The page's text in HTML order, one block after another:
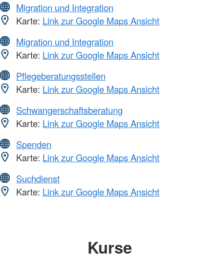
Migration und Integration
Karte: Link zur Google Maps Ansicht
Migration und Integration
Karte: Link zur Google Maps Ansicht
Pflegeberatungsstellen
Karte: Link zur Google Maps Ansicht
Schwangerschaftsberatung
Karte: Link zur Google Maps Ansicht
Spenden
Karte: Link zur Google Maps Ansicht
Suchdienst
Karte: Link zur Google Maps Ansicht
Kurse